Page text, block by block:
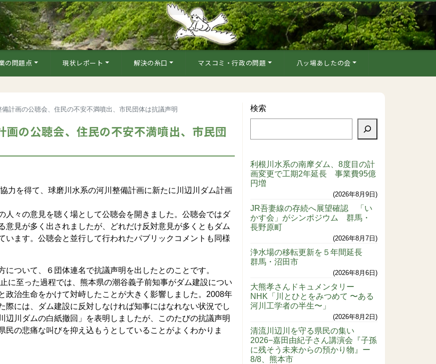
の問題点 現状レポート 解決の糸口 マスコミ・行政の問題 八ッ場あしたの会
計画の公聴会、住民の不安不満噴出、市民団体は抗議声明
の公聴会、住民の不安不満噴出、市民団
力を得て、球磨川水系の河川整備計画に新たに川辺川ダム計画
々の意見を聴く場として公聴会を開きました。公聴会ではダ
意見が多く出されましたが、どれだけ反対意見が多くともダム
ます。公聴会と並行して行われたパブリックコメントも同様
ついて、６団体連名で抗議声明を出したとのことです。
至った過程では、熊本県の潮谷義子前知事がダム建設につい
政治生命をかけて対峙したことが大きく影響しました。2008年
際には、ダム建設に反対しなければ知事にはなれない状況でし
辺川ダムの白紙撤回」を表明しましたが、このたびの抗議声明
の悲痛な叫びを抑え込もうとしていることがよくわかりま
検索
利根川水系の南摩ダム、8度目の計
画変更で工期2年延長 事業費95億
円増
2026年8月9日
JR吾妻線の存続へ展望確認 「い
かす会」がシンポジウム 群馬・
長野原町
2026年8月7日
浄水場の移転更新を５年間延長
群馬・沼田市
2026年8月6日
大熊孝さんドキュメンタリー
NHK「川とひとをみつめて 〜ある
河川工学者の半生〜」
2026年8月2日
清流川辺川を守る県民の集い
2026−嘉田由紀子さん講演会『子孫
に残そう未来からの預かり物』ー
8/8、熊本市